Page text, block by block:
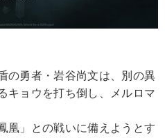
の勇者・岩谷尚文は、別の異
キョウを打ち倒し、メルロマ
凰」との戦いに備えようとす